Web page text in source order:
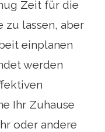
Zeit für die
lassen, aber
einplanen
werden
Ihr Zuhause
oder andere